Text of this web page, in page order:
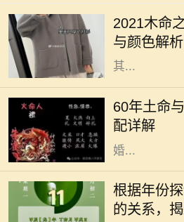
2021木命
与颜色解析
而言，这一
他们的气场
的一种，象
其...
60年土命
配详解
在中国传统
都是不同的
是常被讨论
及到个人命
婚...
根据年份
的关系，
在中国传统
理学中两个
年都有其独
响着个人的